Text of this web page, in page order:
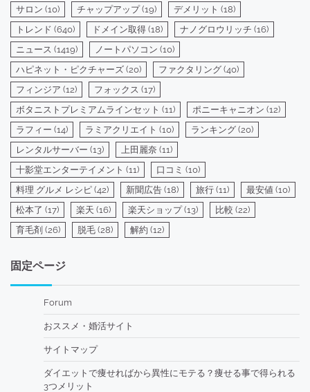
サロン (10) チャップアップ(19) デメリット (18)
トレンド (640) ドメイン取得 (18) ナノグロウリッチ (16)
ニュース (1419) ノートパソコン (10)
ハピネット・ピクチャーズ (20) ファクタリング (40)
フィンジア (12) フォックス (17)
ボタニストプレミアムラインセット (11) ポニーキャニオン (12)
ラフィー (14) ラミアクリエイト (10) ランキング (20)
レンタルサーバー (13) 上田麗奈 (11)
十影堂エンターテイメント (11) 口コミ (10)
料理 グルメ レシピ (42) 新聞広告 (18) 旅行 (11) 最安値 (10)
松本了 (17) 楽天 (16) 楽天ショップ(13) 比較 (22)
育毛剤 (26) 脱毛 (28) 解約 (12)
固定ページ
Forum
おススメ・婚活サイト
サイトマップ
ダイエットで痩せればから異性にモテる？痩せる事で得られる
3つメリット